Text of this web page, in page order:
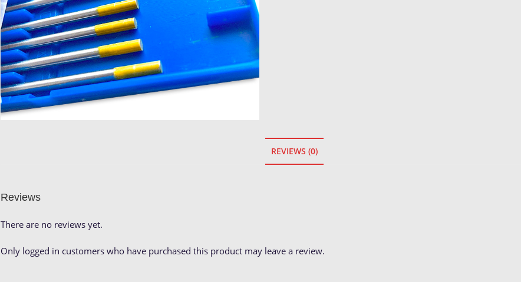
REVIEWS (0)
Reviews
There are no reviews yet.
Only logged in customers who have purchased this product may leave a review.